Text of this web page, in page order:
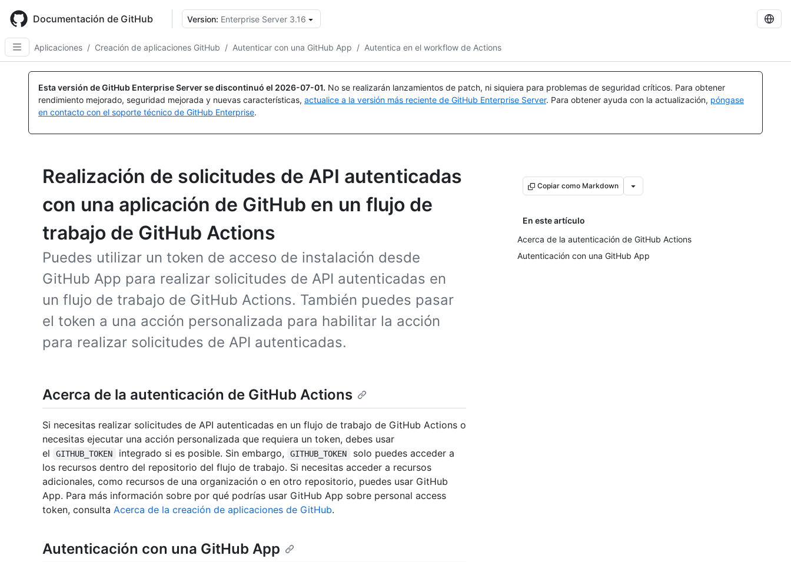
main
content
Documentación de GitHub Version: Enterprise Server 3.16
Aplicaciones / Creación de aplicaciones GitHub / Autenticar con una GitHub App / Autentica en el workflow de Actions
Esta versión de GitHub Enterprise Server se discontinuó el 2026-07-01. No se realizarán lanzamientos de patch, ni siquiera para problemas de seguridad críticos. Para obtener
rendimiento mejorado, seguridad mejorada y nuevas características, actualice a la versión más reciente de GitHub Enterprise Server. Para obtener ayuda con la actualización, póngase
en contacto con el soporte técnico de GitHub Enterprise.
Realización de solicitudes de API autenticadas
con una aplicación de GitHub en un flujo de
trabajo de GitHub Actions
Puedes utilizar un token de acceso de instalación desde
GitHub App para realizar solicitudes de API autenticadas en
un flujo de trabajo de GitHub Actions. También puedes pasar
el token a una acción personalizada para habilitar la acción
para realizar solicitudes de API autenticadas.
Copiar como Markdown
En este artículo
Acerca de la autenticación de GitHub Actions
Autenticación con una GitHub App
Acerca de la autenticación de GitHub Actions
Si necesitas realizar solicitudes de API autenticadas en un flujo de trabajo de GitHub Actions o
necesitas ejecutar una acción personalizada que requiera un token, debes usar
el
GITHUB_TOKEN integrado si es posible. Sin embargo, GITHUB_TOKEN
solo puedes acceder a
los recursos dentro del repositorio del flujo de trabajo. Si necesitas acceder a recursos
adicionales, como recursos de una organización o en otro repositorio, puedes usar GitHub
App. Para más información sobre por qué podrías usar GitHub App sobre personal access
token, consulta Acerca de la creación de aplicaciones de GitHub.
Autenticación con una GitHub App